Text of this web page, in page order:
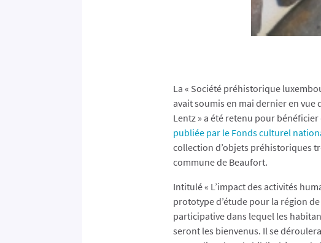
La « Société préhistorique
avait soumis en mai dernier en
Lentz » a été retenu pour
publiée par le Fonds culturel
collection d’objets préhistoriques
commune de Beaufort.
Intitulé « L’impact des activités
prototype d’étude pour la région
participative dans lequel les
seront les bienvenus. Il se